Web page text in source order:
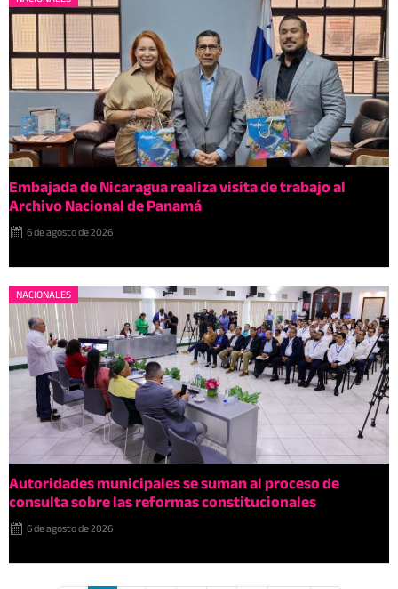
Embajada de Nicaragua realiza visita de trabajo al
Archivo Nacional de Panamá
6 de agosto de 2026
NACIONALES
Autoridades municipales se suman al proceso de
consulta sobre las reformas constitucionales
6 de agosto de 2026